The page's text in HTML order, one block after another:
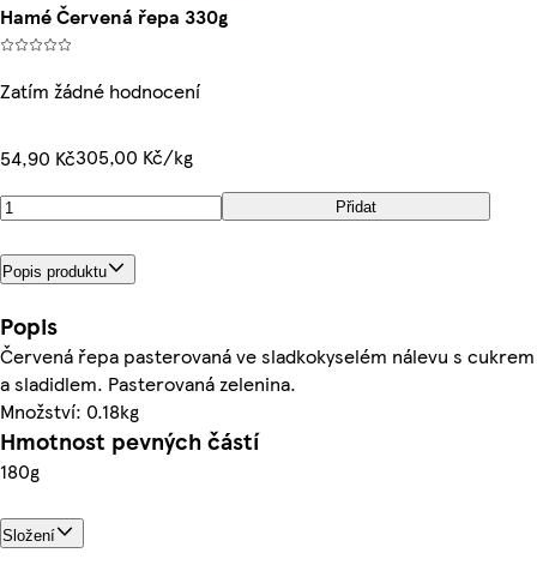
Hamé Červená řepa 330g
Zatím žádné hodnocení
54,90 Kč305,00 Kč/kg
Přidat
Popis produktu
Popis
Červená řepa pasterovaná ve sladkokyselém nálevu s cukrem
a sladidlem. Pasterovaná zelenina.
Množství: 0.18kg
Hmotnost pevných částí
180g
Složení